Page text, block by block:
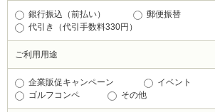
銀行振込（前払い）
郵便振替
代引き（代引手数料330円）
ご利用用途
企業販促キャンペーン イベント
ゴルフコンペ
その他